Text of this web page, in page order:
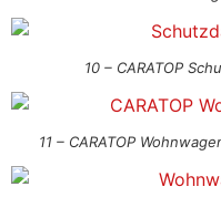
10 – CARATOP
11 – CARATOP